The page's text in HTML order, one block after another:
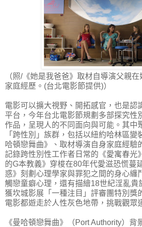
（照/《她是我爸爸》取材自導演父親
家庭經歷。(台北電影節提供)）
電影可以擴大視野、開拓感官，也是認
平台，今年台北電影節規劃多部探究性
作品，呈現人的不同面向與可能。其中
「跨性別」族群，包括以紐約哈林區變
哈頓戀舞曲》、取材導演自身家庭經驗
記錄跨性別性工作者日常的《愛寓春光
的G本教義》穿梭在80年代愛滋恐慌蔓
惑》刻劃心理學家與罪犯之間的身心纏
觸戀童癖心理，還有描繪18世紀淫亂貴
獲坎城影展「一種注目」評審團特別獎
電影都遊走於人性灰色地帶，挑戰觀眾
《曼哈頓戀舞曲》（Port Authority）背